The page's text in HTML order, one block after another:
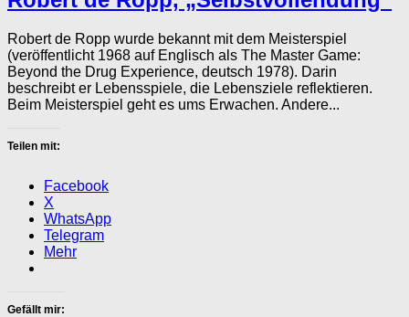
Robert de Ropp wurde bekannt mit dem Meisterspiel
(veröffentlicht 1968 auf Englisch als The Master Game:
Beyond the Drug Experience, deutsch 1978). Darin
beschreibt er Lebensspiele, die Lebensziele reflektieren.
Beim Meisterspiel geht es ums Erwachen. Andere...
Teilen mit:
Facebook
X
WhatsApp
Telegram
Mehr
Gefällt mir: